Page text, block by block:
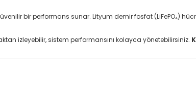
bir performans sunar. Lityum demir fosfat (LiFePO₄)
izleyebilir, sistem performansını kolayca yönetebilirsiniz.